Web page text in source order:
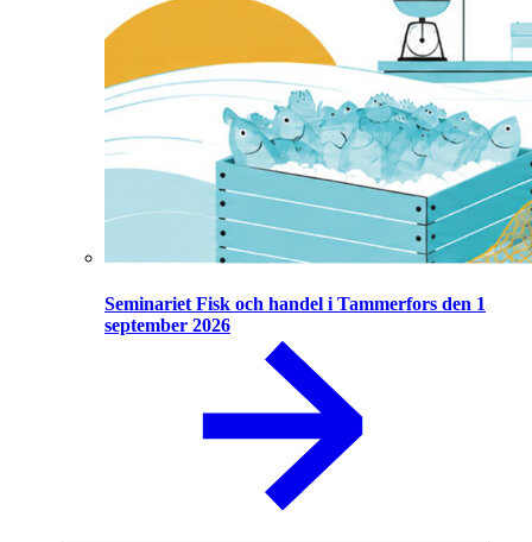
Seminariet Fisk och handel i Tammerfors den 1
september 2026